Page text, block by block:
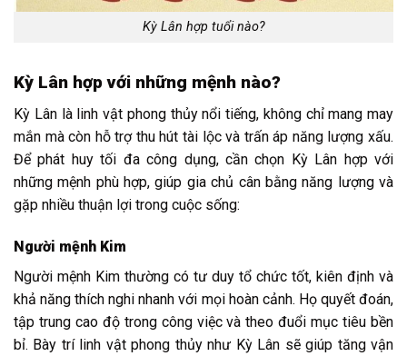
Kỳ Lân hợp tuổi nào?
Kỳ Lân hợp với những mệnh nào?
Kỳ Lân là linh vật phong thủy nổi tiếng, không chỉ mang may
mắn mà còn hỗ trợ thu hút tài lộc và trấn áp năng lượng xấu.
Để phát huy tối đa công dụng, cần chọn Kỳ Lân hợp với
những mệnh phù hợp, giúp gia chủ cân bằng năng lượng và
gặp nhiều thuận lợi trong cuộc sống:
Người mệnh Kim
Người mệnh Kim thường có tư duy tổ chức tốt, kiên định và
khả năng thích nghi nhanh với mọi hoàn cảnh. Họ quyết đoán,
tập trung cao độ trong công việc và theo đuổi mục tiêu bền
bỉ. Bày trí linh vật phong thủy như Kỳ Lân sẽ giúp tăng vận